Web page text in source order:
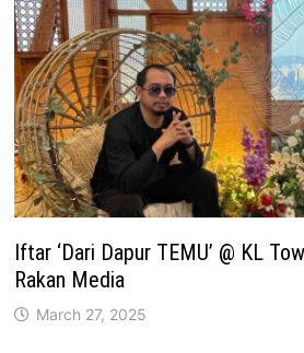
Iftar ‘Dari Dapur TEMU’ @ KL
Rakan Media
March 27, 2025